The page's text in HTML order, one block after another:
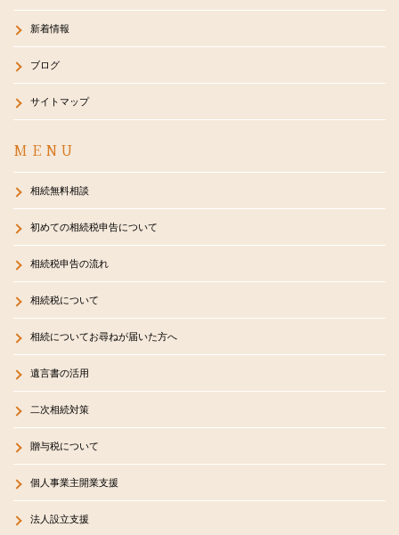
新着情報
ブログ
サイトマップ
MENU
相続無料相談
初めての相続税申告について
相続税申告の流れ
相続税について
相続についてお尋ねが届いた方へ
遺言書の活用
二次相続対策
贈与税について
個人事業主開業支援
法人設立支援